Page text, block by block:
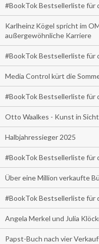
#BookTok Bestsellerliste für
Karlheinz Kögel spricht im
außergewöhnliche Karriere
#BookTok Bestsellerliste für
Media Control kürt die
#BookTok Bestsellerliste für
Otto Waalkes - Kunst in Sicht
Halbjahressieger 2025
#BookTok Bestsellerliste für
Über eine Million verkaufte
#BookTok Bestsellerliste für
Angela Merkel und Julia
Papst-Buch nach vier